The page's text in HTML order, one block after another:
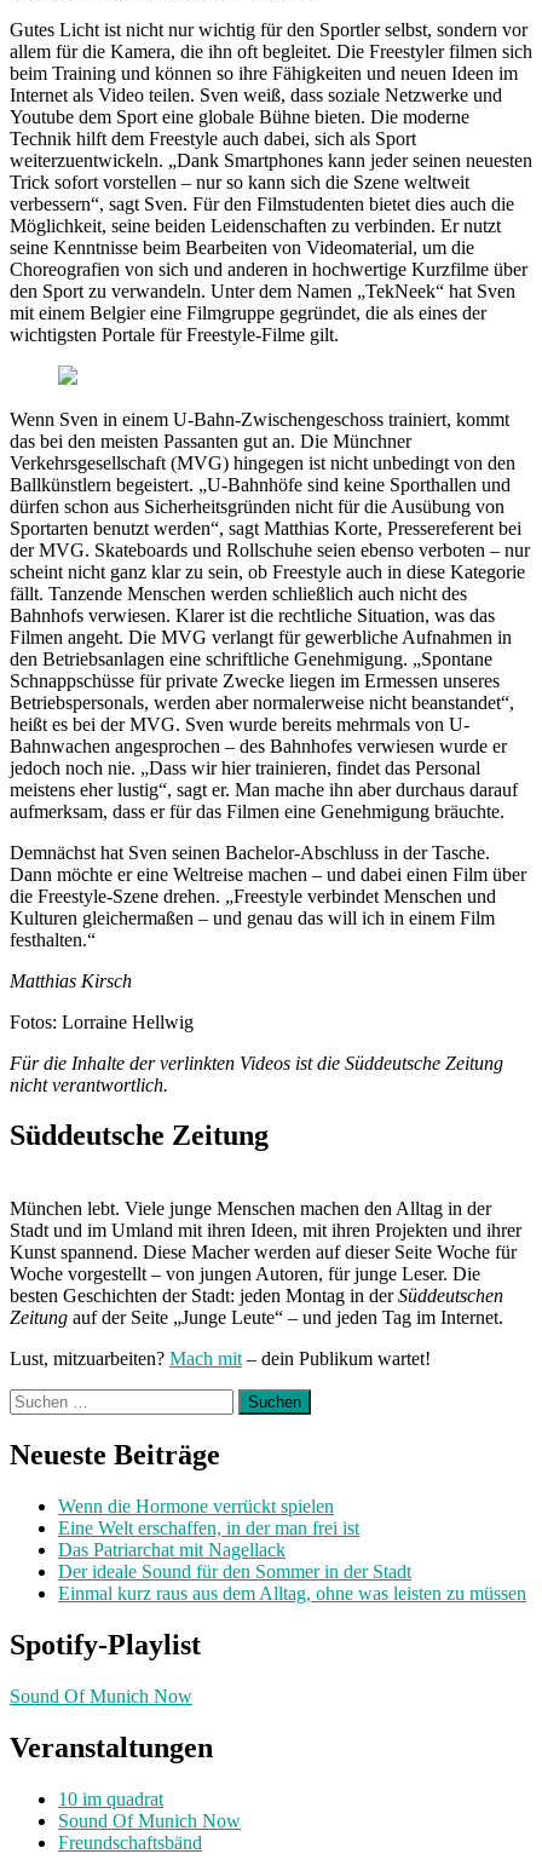
Gutes Licht ist nicht nur wichtig für den Sportler selbst, sondern vor
allem für die Kamera, die ihn oft begleitet. Die Freestyler filmen sich
beim Training und können so ihre Fähigkeiten und neuen Ideen im
Internet als Video teilen. Sven weiß, dass soziale Netzwerke und
Youtube dem Sport eine globale Bühne bieten. Die moderne
Technik hilft dem Freestyle auch dabei, sich als Sport
weiterzuentwickeln. „Dank Smartphones kann jeder seinen neuesten
Trick sofort vorstellen – nur so kann sich die Szene weltweit
verbessern“, sagt Sven. Für den Filmstudenten bietet dies auch die
Möglichkeit, seine beiden Leidenschaften zu verbinden. Er nutzt
seine Kenntnisse beim Bearbeiten von Videomaterial, um die
Choreografien von sich und anderen in hochwertige Kurzfilme über
den Sport zu verwandeln. Unter dem Namen „TekNeek“ hat Sven
mit einem Belgier eine Filmgruppe gegründet, die als eines der
wichtigsten Portale für Freestyle-Filme gilt.
Wenn Sven in einem U-Bahn-Zwischengeschoss trainiert, kommt
das bei den meisten Passanten gut an. Die Münchner
Verkehrsgesellschaft (MVG) hingegen ist nicht unbedingt von den
Ballkünstlern begeistert. „U-Bahnhöfe sind keine Sporthallen und
dürfen schon aus Sicherheitsgründen nicht für die Ausübung von
Sportarten benutzt werden“, sagt Matthias Korte, Pressereferent bei
der MVG. Skateboards und Rollschuhe seien ebenso verboten – nur
scheint nicht ganz klar zu sein, ob Freestyle auch in diese Kategorie
fällt. Tanzende Menschen werden schließlich auch nicht des
Bahnhofs verwiesen. Klarer ist die rechtliche Situation, was das
Filmen angeht. Die MVG verlangt für gewerbliche Aufnahmen in
den Betriebsanlagen eine schriftliche Genehmigung. „Spontane
Schnappschüsse für private Zwecke liegen im Ermessen unseres
Betriebspersonals, werden aber normalerweise nicht beanstandet“,
heißt es bei der MVG. Sven wurde bereits mehrmals von U-
Bahnwachen angesprochen – des Bahnhofes verwiesen wurde er
jedoch noch nie. „Dass wir hier trainieren, findet das Personal
meistens eher lustig“, sagt er. Man mache ihn aber durchaus darauf
aufmerksam, dass er für das Filmen eine Genehmigung bräuchte.
Demnächst hat Sven seinen Bachelor-Abschluss in der Tasche.
Dann möchte er eine Weltreise machen – und dabei einen Film über
die Freestyle-Szene drehen. „Freestyle verbindet Menschen und
Kulturen gleichermaßen – und genau das will ich in einem Film
festhalten.“
Matthias Kirsch
Fotos: Lorraine Hellwig
Für die Inhalte der verlinkten Videos ist die Süddeutsche Zeitung
nicht verantwortlich.
Süddeutsche Zeitung
München lebt. Viele junge Menschen machen den Alltag in der
Stadt und im Umland mit ihren Ideen, mit ihren Projekten und ihrer
Kunst spannend. Diese Macher werden auf dieser Seite Woche für
Woche vorgestellt – von jungen Autoren, für junge Leser. Die
besten Geschichten der Stadt: jeden Montag in derSüddeutschen
Zeitung auf der Seite „Junge Leute“ – und jeden Tag im Internet.
Lust, mitzuarbeiten? Mach mit – dein Publikum wartet!
Suchen
nach:
Neueste Beiträge
Wenn die Hormone verrückt spielen
Eine Welt erschaffen, in der man frei ist
Das Patriarchat mit Nagellack
Der ideale Sound für den Sommer in der Stadt
Einmal kurz raus aus dem Alltag, ohne was leisten zu müssen
Spotify-Playlist
Sound Of Munich Now
Veranstaltungen
10 im quadrat
Sound Of Munich Now
Freundschaftsbänd